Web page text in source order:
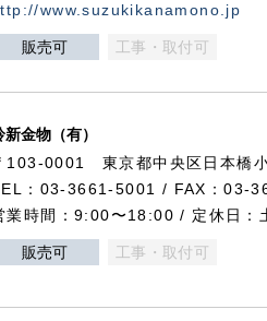
www.suzukikanamono.jp
販売可 工事・取付可
新金物（有）
103-0001 東京都中央区日本橋
：03-3661-5001 / FAX：03-
業時間：9:00〜18:00 / 定休日：
販売可 工事・取付可